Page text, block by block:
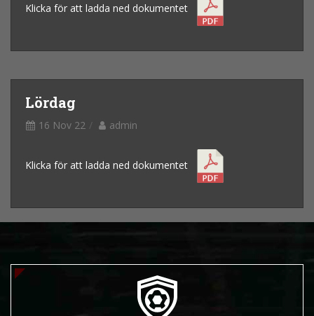
Klicka för att ladda ned dokumentet
Lördag
16 Nov 22 admin
Klicka för att ladda ned dokumentet